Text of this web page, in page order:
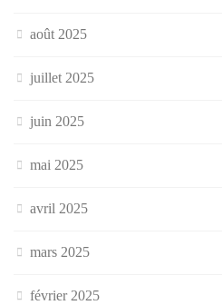
août 2025
juillet 2025
juin 2025
mai 2025
avril 2025
mars 2025
février 2025